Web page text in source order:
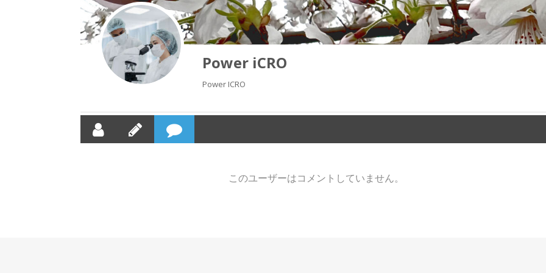
Power iCRO
Power ICRO
このユーザーはコメントしていません。